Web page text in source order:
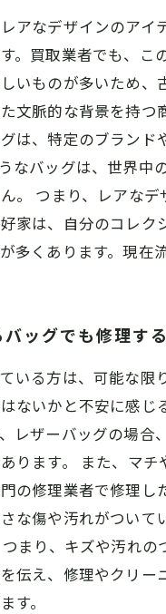
アなデザインのア
。買取業者でも、
いものが多いため
文脈的な背景を持
は、特定のブラン
なバッグは、世界
。 つまり、レアな
家は、自分のコレ
多くあります。現在
ッグでも修理す
いる方は、可能な
ないかと不安に感
レザーバッグの場
ります。 また、マ
の修理業者で修理
な傷や汚れがつい
まり、キズや汚れ
伝え、修理やクリ
す。